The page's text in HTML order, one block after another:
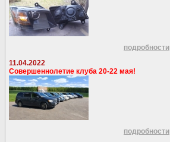
подробности
11.04.2022
Совершеннолетие клуба 20-22 мая!
подробности